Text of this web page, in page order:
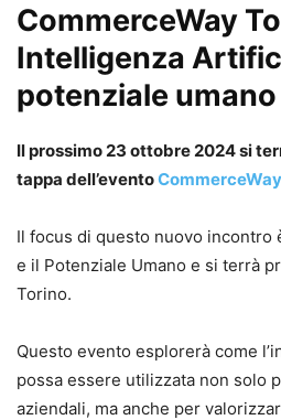
CommerceWay
Intelligenza
potenziale umano
Il prossimo 23 ottobre 2024 si
tappa dell’eventoCommerceWay
Il focus di questo nuovo incontro
e il Potenziale Umano e si terrà
Torino.
Questo evento esplorerà come
possa essere utilizzata non solo
aziendali, ma anche per